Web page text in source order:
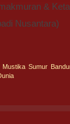
&
Nusantara)
Mustika Sumur